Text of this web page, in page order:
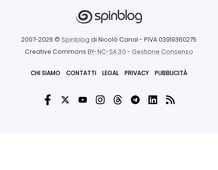
2007-2026 © Spinblog di Nicolò Canal - P.IVA 03919360275
Creative Commons BY-NC-SA 3.0- Gestione Consenso
CHI SIAMO CONTATTI LEGAL PRIVACY PUBBLICITÀ